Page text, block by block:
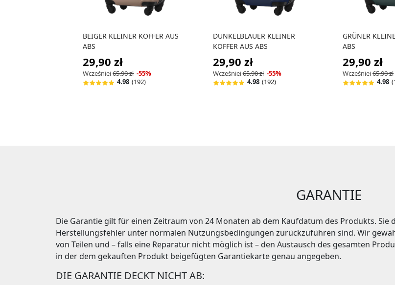
BEIGER KLEINER KOFFER AUS
ABS
29,90 zł
Wcześniej65,90 zł -55%
4.98 (192)
DUNKELBLAUER KLEINER
KOFFER AUS ABS
29,90 zł
Wcześniej65,90 zł -55%
4.98 (192)
GRÜNER
ABS
29,90 zł
Wcześniej65,90 zł
4.98
GARANTIE
Die Garantie gilt für einen Zeitraum von 24 Monaten ab dem Kaufdatum des Produkts. Sie
Herstellungsfehler unter normalen Nutzungsbedingungen zurückzuführen sind. Wir
von Teilen und – falls eine Reparatur nicht möglich ist – den Austausch des gesamten
in der dem gekauften Produkt beigefügten Garantiekarte genau angegeben.
DIE GARANTIE DECKT NICHT AB: